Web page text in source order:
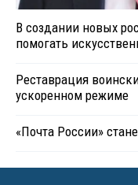
В создании новых
помогать
Реставрация
ускоренном режиме
«Почта России»